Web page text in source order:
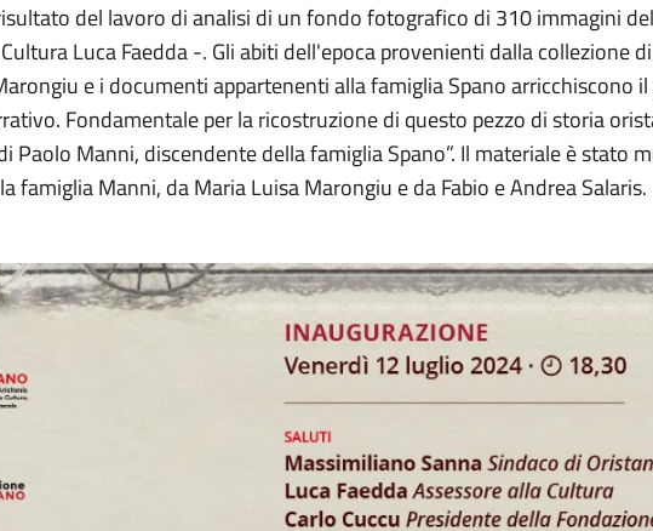
del lavoro di analisi di un fondo fotografico di 310 immagini
Cultura Luca Faedda -. Gli abiti dell'epoca provenienti dalla collezione
e i documenti appartenenti alla famiglia Spano arricchiscono
Fondamentale per la ricostruzione di questo pezzo di storia
Paolo Manni, discendente della famiglia Spano”. Il materiale è stato
famiglia Manni, da Maria Luisa Marongiu e da Fabio e Andrea Salaris.